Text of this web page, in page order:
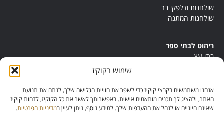
שימוש בקוקיז
אנחנו משתמשים בקבצי קוקיז כדי לשפר את חוויית הגלישה שלך, לנתח את תנועת
האתר, ולהציג לך תכנים מותאמים אישית. באפשרותך לאשר את כל הקוקיז, לדחות קוקיז
שאינם חיוניים או לנהל את ההעדפות שלך. למידע נוסף, ניתן לעיין במדיניות הפרטיות.
שולחנות ודלפקי בר
שולחנות המתנה
ריהוט לבתי ספר
בתי עץ
ריהוט מונטסורי
ריהוט אנתרופוסופי